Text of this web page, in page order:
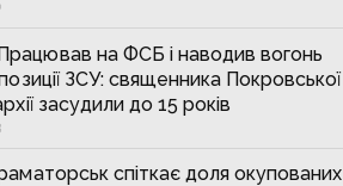
на ФСБ і наводив вогонь
ЗСУ: священника Покровської
засудили до 15 років
спіткає доля окупованих